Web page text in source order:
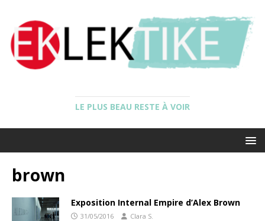
LE PLUS BEAU RESTE À VOIR
brown
Exposition Internal Empire d’Alex Brown
31/05/2016 Clara S.